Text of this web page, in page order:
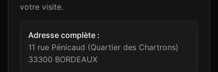
votre visite.
Adresse complète :
11 rue Pénicaud (Quartier des Chartrons)
33300 BORDEAUX